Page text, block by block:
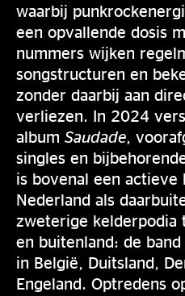
waarbij
een opvallende dosis
nummers wijken
songstructuren en
zonder daarbij aan
verliezen. In 2024
album Saudade ,
singles en
is bovenal een
Nederland als
zweterige kelderpodia
en buitenland: de
in België, Duitsland,
Engeland. Optredens